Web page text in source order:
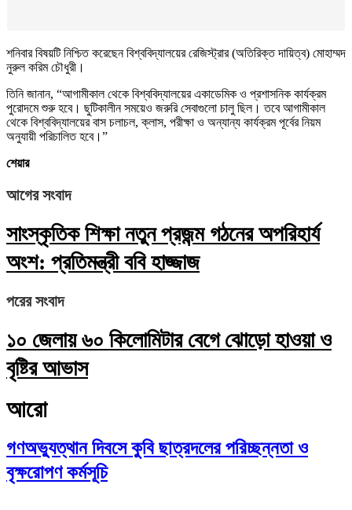
শনিবার বিষয়টি নিশ্চিত করেছেন বিশ্ববিদ্যালয়ের রেজিস্ট্রার (অতিরিক্ত দায়িত্ব) মোহাম্মদ
নুরুল করিম চৌধুরী।
তিনি জানান, “আগামীকাল থেকে বিশ্ববিদ্যালয়ের একাডেমিক ও প্রশাসনিক কার্যক্রম
পুরোদমে শুরু হবে। ছুটিকালীন সময়েও জরুরি সেবাগুলো চালু ছিল। তবে আগামীকাল
থেকে বিশ্ববিদ্যালয়ের বাস চলাচল, ক্লাস, পরীক্ষা ও অন্যান্য কার্যক্রম পূর্বের নিয়ম
অনুযায়ী পরিচালিত হবে।”
শেয়ার
আগের সংবাদ
সাংস্কৃতিক শিক্ষা নতুন প্রজন্ম গঠনের অপরিহার্য
অংশ: প্রতিমন্ত্রী ববি হাজ্জাজ
পরের সংবাদ
১০ জেলায় ৬০ কিলোমিটার বেগে ঝোড়ো হাওয়া ও
বৃষ্টির আভাস
আরো
গণঅভ্যুত্থান দিবসে কুবি ছাত্রদলের পরিচ্ছন্নতা ও
বৃক্ষরোপণ কর্মসূচি